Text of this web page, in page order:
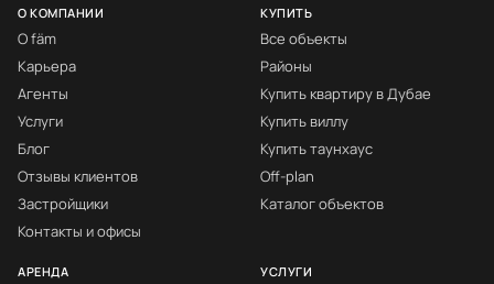
О КОМПАНИИ
О fäm
Карьера
Агенты
Услуги
Блог
Отзывы клиентов
Застройщики
Контакты и офисы
КУПИТЬ
Все объекты
Районы
Купить квартиру в Дубае
Купить виллу
Купить таунхаус
Off-plan
Каталог объектов
АРЕНДА УСЛУГИ